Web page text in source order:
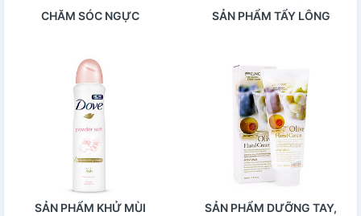
CHĂM SÓC NGỰC SẢN PHẨM TẨY LÔNG
SẢN PHẨM KHỬ MÙI
SẢN PHẨM DƯỠNG TAY,